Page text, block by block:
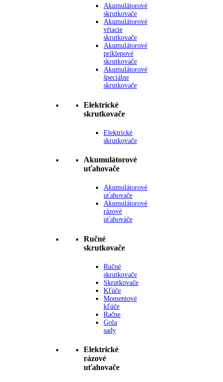
Akumulátorové
skrutkovače
Akumulátorové
vŕtacie
skrutkovače
Akumulátorové
príklepové
skrutkovače
Akumulátorové
špeciálne
skrutkovače
Elektrické
skrutkovače
Elektrické
skrutkovače
Akumulátorové
uťahovače
Akumulátorové
uťahovače
Akumulátorové
rázové
uťahováče
Ručné
skrutkovače
Ručné
skrutkovače
Skrutkovače
Kľúče
Momentové
kľúče
Račne
Gola
sady
Elektrické
rázové
uťahovače